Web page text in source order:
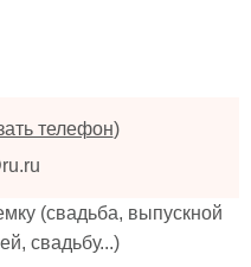
телефон)
(свадьба, выпускной
свадьбу...)